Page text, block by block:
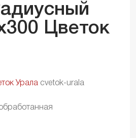
300 Цветок
Урала cvetok-urala